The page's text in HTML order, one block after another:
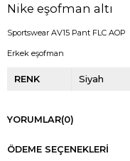
Nike eşofman altı
Sportswear AV15 Pant FLC AOP
Erkek eşofman
RENK Siyah
YORUMLAR(0)
ÖDEME SEÇENEKLERI